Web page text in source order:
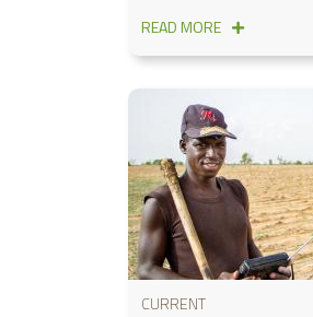
READ MORE
CURRENT